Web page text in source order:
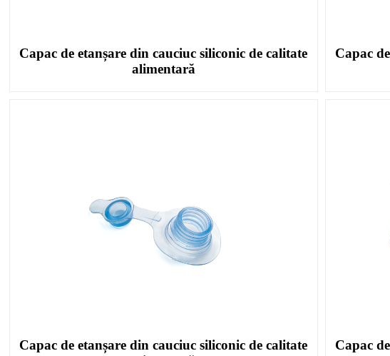
Capac de etanșare din cauciuc siliconic de calitate
alimentară
Capac
Capac de etanșare din cauciuc siliconic de calitate
Capac